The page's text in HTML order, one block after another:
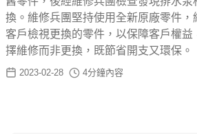
換。維修兵團堅持使用全新原廠零件
客戶檢視更換的零件，以保障客戶權
擇維修而非更換，既節省開支又環保。
2023-02-28 4分鐘內容